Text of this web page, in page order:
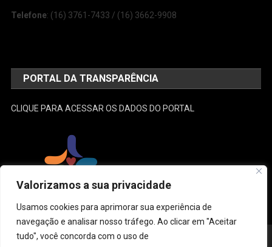
Valorizamos a sua privacidade
Usamos cookies para aprimorar sua experiência de
navegação e analisar nosso tráfego. Ao clicar em "Aceitar
tudo", você concorda com o uso de
Telefone: (16) 3761-7433 / (16) 3662-9908
PORTAL DA TRANSPARÊNCIA
CLIQUE PARA ACESSAR OS DADOS DO PORTAL
Desenvolvido e Administrado por: SEMUSA